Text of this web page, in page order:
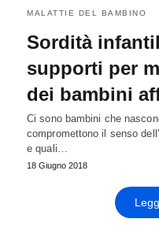
MALATTIE DEL BAMBINO
Sordità
supporti per
dei bambini
Ci sono bambini che
compromettono il senso
e quali…
18 Giugno 2018